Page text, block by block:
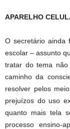
APARELHO
O secretário ainda
escolar – assunto
tratar do tema não
caminho da
resolver pelos
prejuízos do uso
quanto mais tela
processo ensino-